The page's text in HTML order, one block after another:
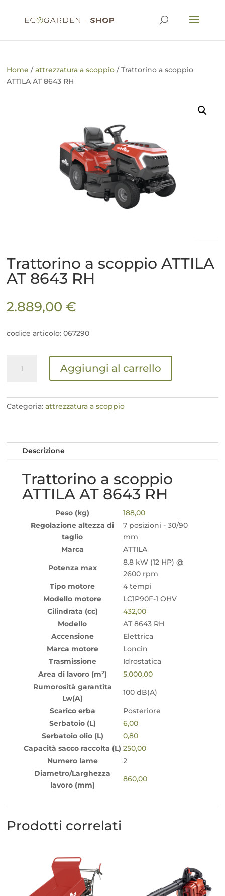
Home /attrezzatura a scoppio / Trattorino a scoppio
ATTILA AT 8643 RH
Trattorino a scoppio ATTILA
AT 8643 RH
2.889,00€
codice articolo: 067290
AT
quantità
Aggiungi al carrello
Categoria:attrezzatura a scoppio
Descrizione
Trattorino a scoppio
ATTILA AT 8643 RH
Peso (kg)
188,00
Regolazione altezza di
taglio
7 posizioni - 30/90
mm
Marca
ATTILA
Potenza max
8.8 kW (12 HP) @
2600 rpm
Tipo motore
4 tempi
Modello motore
LC1P90F-1 OHV
Cilindrata (cc)
432,00
Modello
AT 8643 RH
Accensione
Elettrica
Marca motore
Loncin
Trasmissione
Idrostatica
Area di lavoro (m²)
5.000,00
Rumorosità garantita
Lw(A)
100 dB(A)
Scarico erba
Posteriore
Serbatoio (L)
6,00
Serbatoio olio (L)
0,80
Capacità sacco raccolta (L) 250,00
Numero lame
2
Diametro/Larghezza
lavoro (mm)
860,00
Prodotti correlati